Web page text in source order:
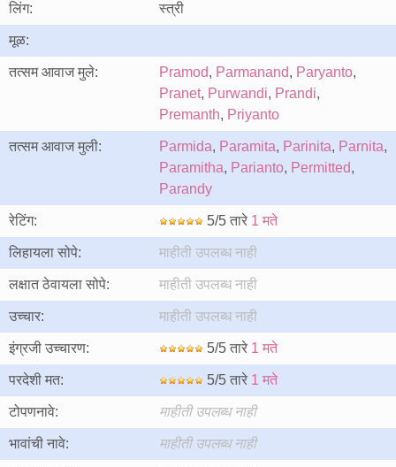
लिंग: स्त्री
मूळ:
तत्सम आवाज मुले: Pramod, Parmanand, Paryanto,
Pranet, Purwandi, Prandi,
Premanth, Priyanto
तत्सम आवाज मुली: Parmida, Paramita, Parinita, Parnita,
Paramitha, Parianto, Permitted,
Parandy
रेटिंग: 5/5 तारे 1 मते
लिहायला सोपे: माहीती उपलब्ध नाही
लक्षात ठेवायला सोपे: माहीती उपलब्ध नाही
उच्चार: माहीती उपलब्ध नाही
इंग्रजी उच्चारण: 5/5 तारे 1 मते
परदेशी मत: 5/5 तारे 1 मते
टोपणनावे: माहीती उपलब्ध नाही
भावांची नावे: माहीती उपलब्ध नाही